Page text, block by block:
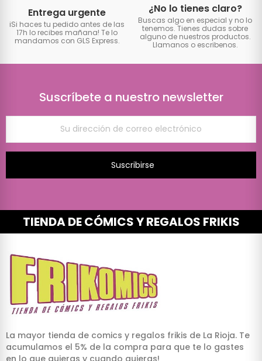
Entrega urgente
iSi haces tu pedido antes de las
17h lo recibes mañana! Te lo
mandamos con GLS Express.
¿No lo tienes claro?
Buscas algo en especial y no lo
tenemos. Tienes dudas sobre
alguno de nuestros productos.
Llamanos o escribenos.
Suscríbete a nuestro newsletter
Suscribirse
TIENDA DE CÓMICS Y REGALOS FRIKIS
La mayor tienda de comics y regalos frikis de La Rioja. Te
acumulamos el 5% de la compra para que te lo gastes